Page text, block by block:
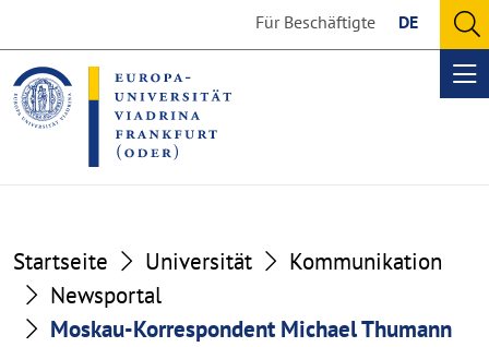
the
content
section
the
footer
section
Für Beschäftigte DE
Startseite Universität
Kommunikation
Newsportal
Moskau-Korrespondent Michael Thumann